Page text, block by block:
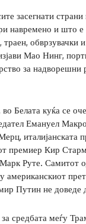
засегнати
навремено и што
траен, обврзувачки
Мао Нинг,
за надворешни
Белата куќа се
Емануел
италијанската
премиер Кир
Руте. Самитот
американскиот
Путин не доведе
средбата меѓу